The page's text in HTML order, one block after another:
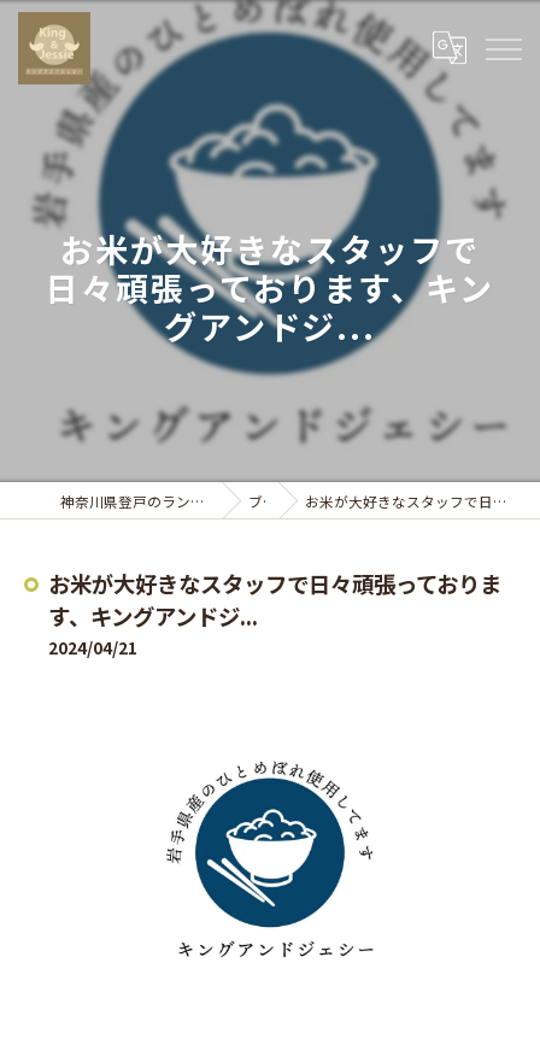
お米が大好きなスタッフで
日々頑張っております、キン
グアンドジ...
神奈川県登戸のランチならキングアンドジェシー ブログ お米が大好きなスタッフで日々頑張っております、キングアンドジ...
お米が大好きなスタッフで日々頑張っておりま
す、キングアンドジ...
2024/04/21